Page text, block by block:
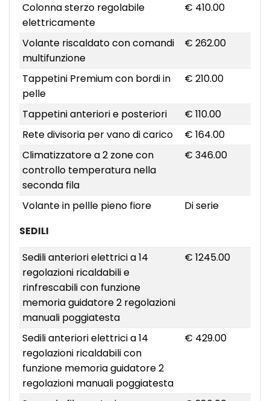
Colonna sterzo regolabile
elettricamente
€ 410.00
Volante riscaldato con comandi
multifunzione
€ 262.00
Tappetini Premium con bordi in
pelle
€ 210.00
Tappetini anteriori e posteriori
€ 110.00
Rete divisoria per vano di carico
€ 164.00
Climatizzatore a 2 zone con
controllo temperatura nella
seconda fila
€ 346.00
Volante in pellle pieno fiore
Di serie
SEDILI
Sedili anteriori elettrici a 14
regolazioni ricaldabili e
rinfrescabili con funzione
memoria guidatore 2 regolazioni
manuali poggiatesta
€ 1245.00
Sedili anteriori elettrici a 14
regolazioni ricaldabili con
funzione memoria guidatore 2
regolazioni manuali poggiatesta
€ 429.00